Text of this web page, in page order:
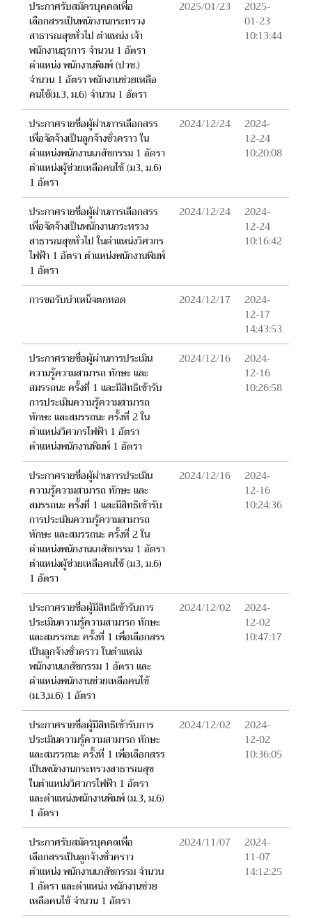
ประกาศรับสมัครบุคคลเพื่อ
เลือกสรรเป็นพนักงานกระทรวง
สาธารณสุขทั่วไป ตำแหน่ง เจ้า
พนักงานธุรการ จำนวน 1 อัตรา
ตำแหน่ง พนักงานพิมพ์ (ปวช.)
จำนวน 1 อัตรา พนักงานช่วยเหลือ
คนไข้(ม.3, ม.6) จำนวน 1 อัตรา
2025/01/23
2025-
01-23
10:13:44
ประกาศรายชื่อผู้ผ่านการเลือกสรร
เพื่อจัดจ้างเป็นลูกจ้างชั่วคราว ใน
ตำแหน่งพนักงานเภสัชกรรม 1 อัตรา
ตำแหน่งผู้ช่วยเหลือคนไข้ (ม3, ม.6)
1 อัตรา
2024/12/24
2024-
12-24
10:20:08
ประกาศรายชื่อผู้ผ่านการเลือกสรร
เพื่อจัดจ้างเป็นพนักงานกระทรวง
สาธารณสุขทั่วไป ในตำแหน่งวิศวกร
ไฟฟ้า 1 อัตรา ตำแหน่งพนักงานพิมพ์
1 อัตรา
2024/12/24
2024-
12-24
10:16:42
การขอรับบำเหน็จตกทอด 2024/12/17
2024-
12-17
14:43:53
ประกาศรายชื่อผู้ผ่านการประเมิน
ความรู้ความสามารถ ทักษะ และ
สมรรถนะ ครั้งที่ 1 และมีสิทธิเข้ารับ
การประเมินความรู้ความสามารถ
ทักษะ และสมรรถนะ ครั้งที่ 2 ใน
ตำแหน่งวิศวกรไฟฟ้า 1 อัตรา
ตำแหน่งพนักงานพิมพ์ 1 อัตรา
2024/12/16
2024-
12-16
10:26:58
ประกาศรายชื่อผู้ผ่านการประเมิน
ความรู้ความสามารถ ทักษะ และ
สมรรถนะ ครั้งที่ 1 และมีสิทธิเข้ารับ
การประเมินความรู้ความสามารถ
ทักษะ และสมรรถนะ ครั้งที่ 2 ใน
ตำแหน่งพนักงานเภสัชกรรม 1 อัตรา
ตำแหน่งผู้ช่วยเหลือคนไข้ (ม3, ม.6)
1 อัตรา
2024/12/16
2024-
12-16
10:24:36
ประกาศรายชื่อผู้มีสิทธิเข้ารับการ
ประเมินความรู้ความสามารถ ทักษะ
และสมรรถนะ ครั้งที่ 1 เพื่อเลือกสรร
เป็นลูกจ้างชั่วคราว ในตำแหน่ง
พนักงานเภสัชกรรม 1 อัตรา และ
ตำแหน่งพนักงานช่วยเหลือคนไข้
(ม.3,ม.6) 1 อัตรา
2024/12/02
2024-
12-02
10:47:17
ประกาศรายชื่อผู้มีสิทธิเข้ารับการ
ประเมินความรู้ความสามารถ ทักษะ
และสมรรถนะ ครั้งที่ 1 เพื่อเลือกสรร
เป็นพนักงานกระทรวงสาธารณสุข
ในตำแหน่งวิศวกรไฟฟ้า 1 อัตรา
และตำแหน่งพนักงานพิมพ์ (ม.3, ม.6)
1 อัตรา
2024/12/02
2024-
12-02
10:36:05
ประกาศรับสมัครบุคคลเพื่อ
เลือกสรรเป็นลูกจ้างชั่วคราว
ตำแหน่ง พนักงานเภสัชกรรม จำนวน
1 อัตรา และตำแหน่ง พนักงานช่วย
เหลือคนไข้ จำนวน 1 อัตรา
2024/11/07
2024-
11-07
14:12:25